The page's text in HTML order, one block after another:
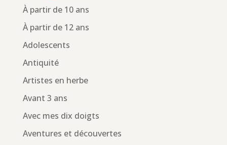
À partir de 10 ans
À partir de 12 ans
Adolescents
Antiquité
Artistes en herbe
Avant 3 ans
Avec mes dix doigts
Aventures et découvertes